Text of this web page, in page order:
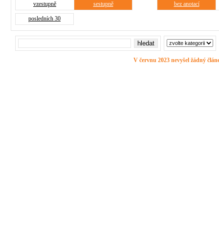
vzestupně sestupně bez anotací
posledních 30
V červnu 2023 nevyšel žádný